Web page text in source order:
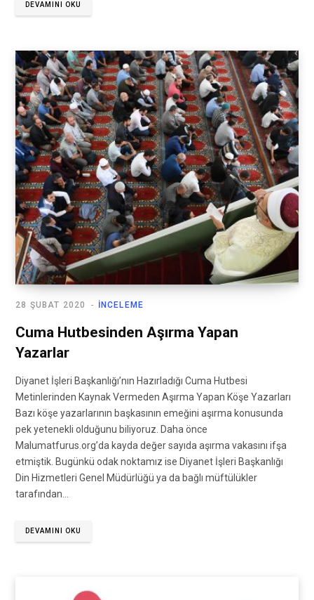
DEVAMINI OKU
İNCELEME
28 ŞUBAT 2020
Cuma Hutbesinden Aşırma Yapan
Yazarlar
Diyanet İşleri Başkanlığı’nın Hazırladığı Cuma Hutbesi
Metinlerinden Kaynak Vermeden Aşırma Yapan Köşe Yazarları
Bazı köşe yazarlarının başkasının emeğini aşırma konusunda
pek yetenekli olduğunu biliyoruz. Daha önce
Malumatfurus.org’da kayda değer sayıda aşırma vakasını ifşa
etmiştik. Bugünkü odak noktamız ise Diyanet İşleri Başkanlığı
Din Hizmetleri Genel Müdürlüğü ya da bağlı müftülükler
tarafından…
DEVAMINI OKU